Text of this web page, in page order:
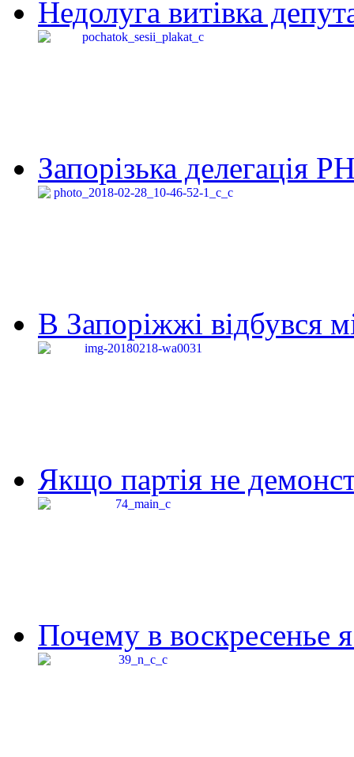
Недолуга витівка
Запорізька делегація
В Запоріжжі відбувся
Якщо партія не
Почему в воскресенье